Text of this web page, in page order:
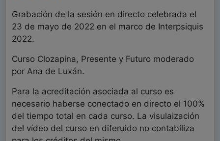
Grabación de la sesión en directo celebrada el
23 de mayo de 2022 en el marco de Interpsiquis
2022.
Curso Clozapina, Presente y Futuro moderado
por Ana de Luxán.
Para la acreditación asociada al curso es
necesario haberse conectado en directo el 100%
del tiempo total en cada curso. La visulaización
del vídeo del curso en diferuido no contabiliza